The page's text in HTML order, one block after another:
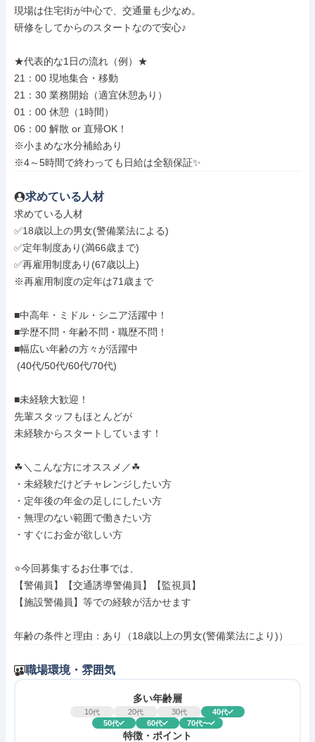
現場は住宅街が中心で、交通量も少なめ。
研修をしてからのスタートなので安心♪
★代表的な1日の流れ（例）★
21：00 現地集合・移動
21：30 業務開始（適宜休憩あり）
01：00 休憩（1時間）
06：00 解散 or 直帰OK！
※小まめな水分補給あり
※4～5時間で終わっても日給は全額保証✨
求めている人材
求めている人材
✅18歳以上の男女(警備業法による)
✅定年制度あり(満66歳まで)
✅再雇用制度あり(67歳以上)
※再雇用制度の定年は71歳まで
■中高年・ミドル・シニア活躍中！
■学歴不問・年齢不問・職歴不問！
■幅広い年齢の方々が活躍中
■未経験大歓迎！
先輩スタッフもほとんどが
未経験からスタートしています！
☘＼こんな方にオススメ／☘
・未経験だけどチャレンジしたい方
・定年後の年金の足しにしたい方
・無理のない範囲で働きたい方
・すぐにお金が欲しい方
⭐今回募集するお仕事では、
【警備員】【交通誘導警備員】【監視員】
【施設警備員】等での経験が活かせます
年齢の条件と理由：あり（18歳以上の男女(警備業法により)）
職場環境・雰囲気
多い年齢層
10代 20代 30代 40代
50代 60代 70代〜
特徴・ポイント